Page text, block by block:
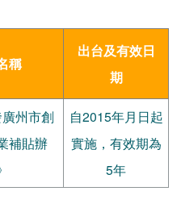
稱
出台及有效日
期
廣州市創
補貼辦
自2015年月日起
實施，有效期為
5年